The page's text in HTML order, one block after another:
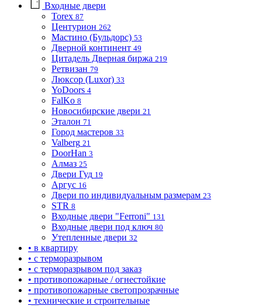
Входные двери
Torex 87
Центурион 262
Мастино (Бульдорс) 53
Дверной континент 49
Цитадель Дверная биржа 219
Ретвизан 79
Люксор (Luxor) 33
YoDoors 4
FalKo 8
Новосибирские двери 21
Эталон 71
Город мастеров 33
Valberg 21
DoorHan 3
Алмаз 25
Двери Гуд 19
Аргус 16
Двери по индивидуальным размерам 23
STR 8
Входные двери "Ferroni" 131
Входные двери под ключ 80
Утепленные двери 32
• в квартиру
• с терморазрывом
• с терморазрывом под заказ
• противопожарные / огнестойкие
• противопожарные светопрозрачные
• технические и строительные